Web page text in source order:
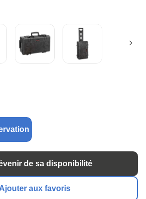
de sa disponibilité
Ajouter aux favoris